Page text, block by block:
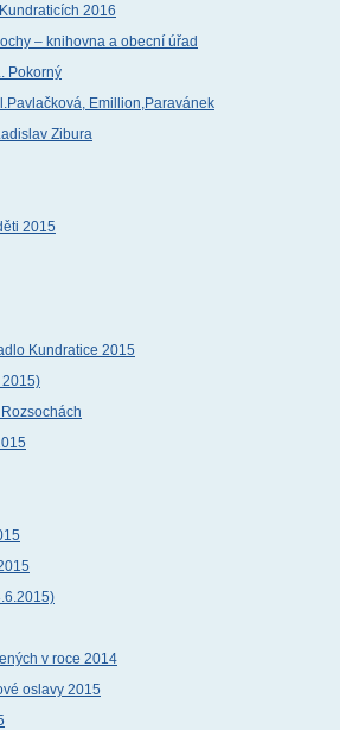
2016
– knihovna a obecní úřad
Pokorný
Emillion,Paravánek
Zibura
2015
Kundratice 2015
2015)
v roce 2014
oslavy 2015